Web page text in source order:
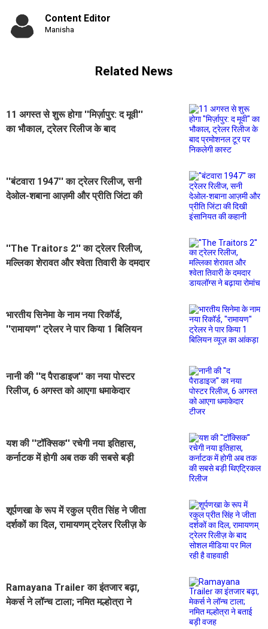
Content Editor
Manisha
Related News
11 अगस्त से शुरू होगा ''मिर्ज़ापुर: द मूवी''
का भौकाल, ट्रेलर रिलीज के बाद
''बंटवारा 1947'' का ट्रेलर रिलीज, सनी
देओल-शबाना आज़मी और प्रीति जिंटा की
''The Traitors 2'' का ट्रेलर रिलीज,
मल्लिका शेरावत और श्वेता तिवारी के दमदार
भारतीय सिनेमा के नाम नया रिकॉर्ड,
''रामायण'' ट्रेलर ने पार किया 1 बिलियन
नानी की ''द पैराडाइज'' का नया पोस्टर
रिलीज, 6 अगस्त को आएगा धमाकेदार
यश की ''टॉक्सिक'' रचेगी नया इतिहास,
कर्नाटक में होगी अब तक की सबसे बड़ी
शूर्पणखा के रूप में रकुल प्रीत सिंह ने जीता
दर्शकों का दिल, रामायणम् ट्रेलर रिलीज़ के
Ramayana Trailer का इंतजार बढ़ा,
मेकर्स ने लॉन्च टाला; नमित मल्होत्रा ने